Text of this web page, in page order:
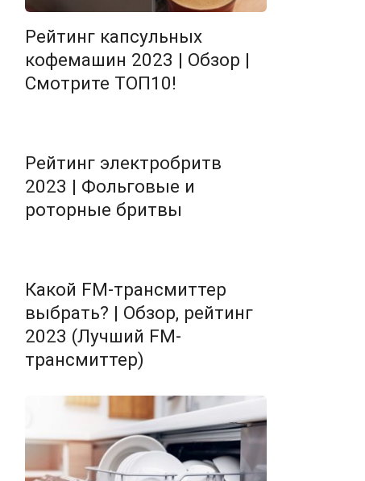
Рейтинг капсульных
кофемашин 2023 | Обзор |
Смотрите ТОП10!
Рейтинг электробритв
2023 | Фольговые и
роторные бритвы
Какой FM-трансмиттер
выбрать? | Обзор, рейтинг
2023 (Лучший FM-
трансмиттер)